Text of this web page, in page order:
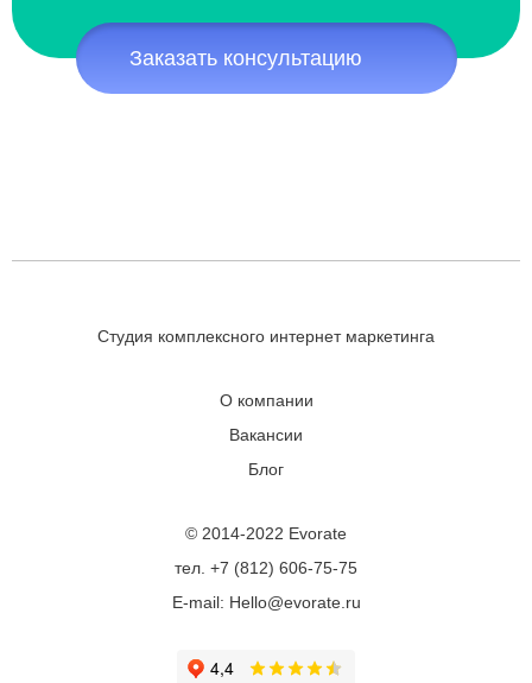
Заказать консультацию
Студия комплексного интернет маркетинга
О компании
Вакансии
Блог
© 2014-2022 Evorate
тел. +7 (812) 606-75-75
E-mail: Hello@evorate.ru